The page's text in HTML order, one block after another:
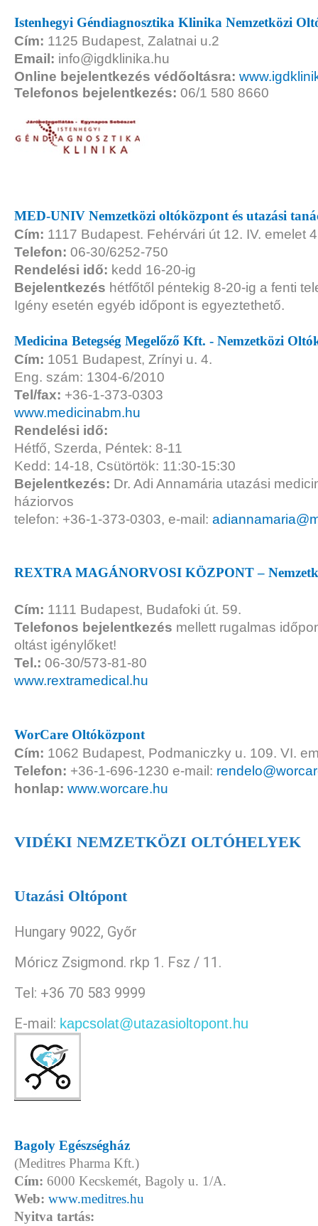
Istenhegyi Géndiagnosztika Klinika Nemzetközi
Cím: 1125 Budapest, Zalatnai u.2
Email: info@igdklinika.hu
Online bejelentkezés védőoltásra:
Telefonos bejelentkezés: 06/1 580 8660
MED-UNIV Nemzetközi oltóközpont és utazási
Cím: 1117 Budapest. Fehérvári út 12. IV. emelet
Telefon: 06-30/6252-750
Rendelési idő: kedd 16-20-ig
Bejelentkezés hétfőtől péntekig 8-20-ig a fenti
Igény esetén egyéb időpont is egyeztethető.
Medicina Betegség Megelőző Kft. - Nemzetközi
Cím: 1051 Budapest, Zrínyi u. 4.
Eng. szám: 1304-6/2010
Tel/fax: +36-1-373-0303
www.medicinabm.hu
Rendelési idő:
Hétfő, Szerda, Péntek: 8-11
Kedd: 14-18, Csütörtök: 11:30-15:30
Bejelentkezés: Dr. Adi Annamária utazási
háziorvos
telefon: +36-1-373-0303, e-mail:
REXTRA MAGÁNORVOSI KÖZPONT –
Cím: 1111 Budapest, Budafoki út. 59.
Telefonos bejelentkezés mellett rugalmas
oltást igénylőket!
Tel.: 06-30/573-81-80
www.rextramedical.hu
WorCare Oltóközpont
Cím: 1062 Budapest, Podmaniczky u. 109. VI.
Telefon: +36-1-696-1230 e-mail:
honlap: www.worcare.hu
VIDÉKI NEMZETKÖZI OLTÓHELYEK
Utazási Oltópont
Hungary 9022, Győr
Móricz Zsigmond. rkp 1. Fsz / 11.
Tel: +36 70 583 9999
E-mail: kapcsolat@utazasioltopont.hu
Bagoly Egészségház
(Meditres Pharma Kft.)
Cím: 6000 Kecskemét, Bagoly u. 1/A.
Web: www.meditres.hu
Nyitva tartás: